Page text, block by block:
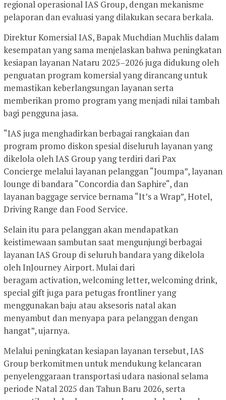
regional operasional IAS Group, dengan mekanisme
pelaporan dan evaluasi yang dilakukan secara berkala.
Direktur Komersial IAS, Bapak Muchdian Muchlis dalam
kesempatan yang sama menjelaskan bahwa peningkatan
kesiapan layanan Nataru 2025–2026 juga didukung oleh
penguatan program komersial yang dirancang untuk
memastikan keberlangsungan layanan serta
memberikan promo program yang menjadi nilai tambah
bagi pengguna jasa.
“IAS juga menghadirkan berbagai rangkaian dan
program promo diskon spesial diseluruh layanan yang
dikelola oleh IAS Group yang terdiri dari Pax
Concierge melalui layanan pelanggan “Joumpa”, layanan
lounge di bandara “Concordia dan Saphire“, dan
layanan baggage service bernama “It’s a Wrap”, Hotel,
Driving Range dan Food Service.
Selain itu para pelanggan akan mendapatkan
keistimewaan sambutan saat mengunjungi berbagai
layanan IAS Group di seluruh bandara yang dikelola
oleh InJourney Airport. Mulai dari
beragam activation, welcoming letter, welcoming drink,
special gift juga para petugas frontliner yang
menggunakan baju atau aksesoris natal akan
menyambut dan menyapa para pelanggan dengan
hangat”, ujarnya.
Melalui peningkatan kesiapan layanan tersebut, IAS
Group berkomitmen untuk mendukung kelancaran
penyelenggaraan transportasi udara nasional selama
periode Natal 2025 dan Tahun Baru 2026, serta